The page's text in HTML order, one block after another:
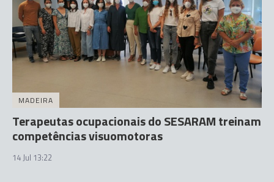
MADEIRA
Terapeutas ocupacionais do SESARAM treinam
competências visuomotoras
14 Jul 13:22